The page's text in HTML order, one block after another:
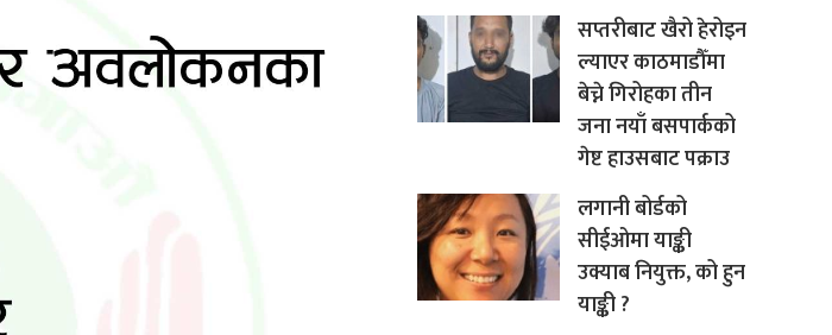
सप्तरीबाट खैरो हेरोइन
ल्याएर काठमाडौँमा
बेच्ने गिरोहका तीन
जना नयाँ बसपार्कको
गेष्ट हाउसबाट पक्राउ
लगानी बोर्डको
सीईओमा याङ्की
उक्याब नियुक्त, को हुन
याङ्की ?